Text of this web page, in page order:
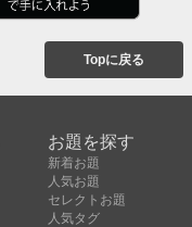
Topに戻る
お題を探す
新着お題
人気お題
セレクトお題
人気タグ